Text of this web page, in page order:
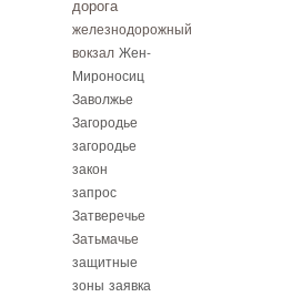
дорога
железнодорожный
вокзал Жен-
Мироносиц
Заволжье
Загородье
загородье
закон
запрос
Затверечье
Затьмачье
защитные
зоны заявка